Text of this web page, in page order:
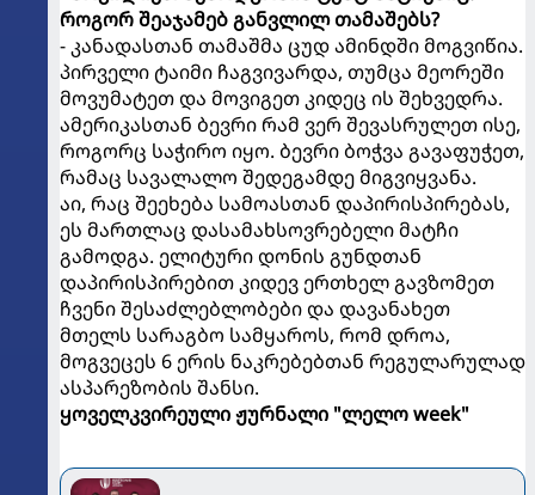
როგორ შეაჯამებ განვლილ თამაშებს?
- კანადასთან თამაშმა ცუდ ამინდში მოგვიწია.
პირველი ტაიმი ჩაგვივარდა, თუმცა მეორეში
მოვუმატეთ და მოვიგეთ კიდეც ის შეხვედრა.
ამერიკასთან ბევრი რამ ვერ შევასრულეთ ისე,
როგორც საჭირო იყო. ბევრი ბოჭვა გავაფუჭეთ,
რამაც სავალალო შედეგამდე მიგვიყვანა.
აი, რაც შეეხება სამოასთან დაპირისპირებას,
ეს მართლაც დასამახსოვრებელი მატჩი
გამოდგა. ელიტური დონის გუნდთან
დაპირისპირებით კიდევ ერთხელ გავზომეთ
ჩვენი შესაძლებლობები და დავანახეთ
მთელს სარაგბო სამყაროს, რომ დროა,
მოგვეცეს 6 ერის ნაკრებებთან რეგულარულად
ასპარეზობის შანსი.
ყოველკვირეული ჟურნალი "ლელო week"